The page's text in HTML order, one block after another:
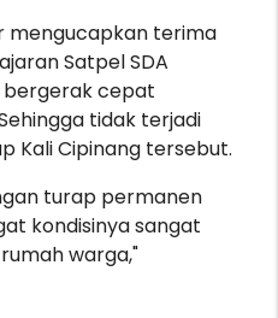
mengucapkan terima
Satpel SDA
bergerak cepat
tidak terjadi
Kali Cipinang tersebut.
turap permanen
kondisinya sangat
warga,"